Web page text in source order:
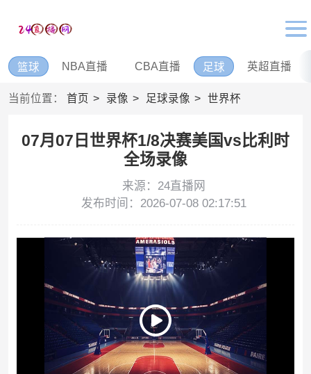
篮球 NBA直播 CBA直播 足球 英超直播
当前位置： 首页 录像 足球录像 世界杯
07月07日世界杯1/8决赛美国vs比利时
全场录像
来源：24直播网
发布时间：2026-07-08 02:17:51